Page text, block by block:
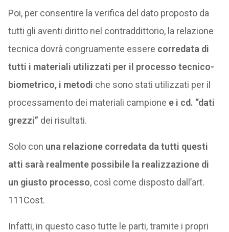
Poi, per consentire la verifica del dato proposto da
tutti gli aventi diritto nel contraddittorio, la relazione
tecnica dovrà congruamente essere corredata di
tutti i materiali utilizzati per il processo tecnico-
biometrico, i metodi che sono stati utilizzati per il
processamento dei materiali campione e i cd. “dati
grezzi” dei risultati.
Solo con una relazione corredata da tutti questi
atti sarà realmente possibile la realizzazione di
un giusto processo, così come disposto dall’art.
111Cost.
Infatti, in questo caso tutte le parti, tramite i propri